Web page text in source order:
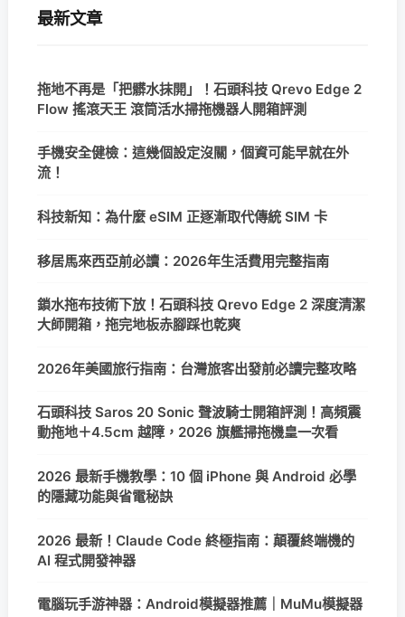
最新文章
拖地不再是「把髒水抹開」！石頭科技 Qrevo Edge 2
Flow 搖滾天王 滾筒活水掃拖機器人開箱評測
手機安全健檢：這幾個設定沒關，個資可能早就在外
流！
科技新知：為什麼 eSIM 正逐漸取代傳統 SIM 卡
移居馬來西亞前必讀：2026年生活費用完整指南
鎖水拖布技術下放！石頭科技 Qrevo Edge 2 深度清潔
大師開箱，拖完地板赤腳踩也乾爽
2026年美國旅行指南：台灣旅客出發前必讀完整攻略
石頭科技 Saros 20 Sonic 聲波騎士開箱評測！高頻震
動拖地＋4.5cm 越障，2026 旗艦掃拖機皇一次看
2026 最新手機教學：10 個 iPhone 與 Android 必學
的隱藏功能與省電秘訣
2026 最新！Claude Code 終極指南：顛覆終端機的
AI 程式開發神器
電腦玩手游神器：Android模擬器推薦｜MuMu模擬器